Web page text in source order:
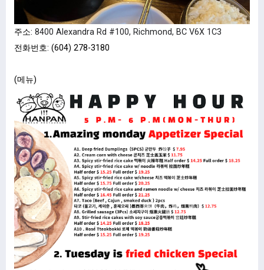
주소: 8400 Alexandra Rd #100, Richmond, BC V6X 1C3
전화번호: (604) 278-3180
(메뉴)